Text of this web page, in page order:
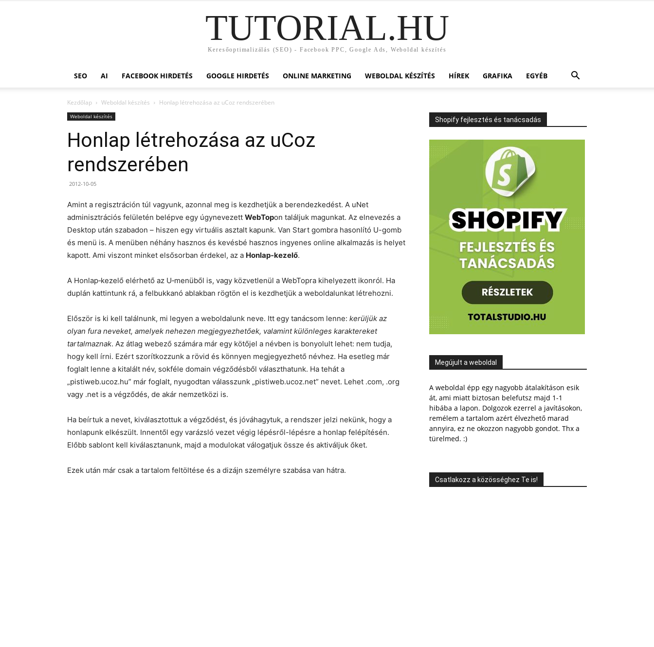
TUTORIAL.HU
Keresőoptimalizálás (SEO) - Facebook PPC, Google Ads, Weboldal készítés
SEO AI FACEBOOK HIRDETÉS GOOGLE HIRDETÉS ONLINE MARKETING WEBOLDAL KÉSZÍTÉS HÍREK GRAFIKA EGYÉB
Kezdőlap Weboldal készítés Honlap létrehozása az uCoz rendszerében
Weboldal készítés
Honlap létrehozása az uCoz
rendszerében
2012-10-05
Amint a regisztráción túl vagyunk, azonnal meg is kezdhetjük a berendezkedést. A uNet
adminisztrációs felületén belépve egy úgynevezett WebTopon találjuk magunkat. Az elnevezés a
Desktop után szabadon – hiszen egy virtuális asztalt kapunk. Van Start gombra hasonlító U-gomb
és menü is. A menüben néhány hasznos és kevésbé hasznos ingyenes online alkalmazás is helyet
kapott. Ami viszont minket elsősorban érdekel, az a Honlap‑kezelő.
A Honlap‑kezelő elérhető az U‑menüből is, vagy közvetlenül a WebTopra kihelyezett ikonról. Ha
duplán kattintunk rá, a felbukkanó ablakban rögtön el is kezdhetjük a weboldalunkat létrehozni.
Először is ki kell találnunk, mi legyen a weboldalunk neve. Itt egy tanácsom lenne: kerüljük az
olyan fura neveket, amelyek nehezen megjegyezhetőek, valamint különleges karaktereket
tartalmaznak. Az átlag webező számára már egy kötőjel a névben is bonyolult lehet: nem tudja,
hogy kell írni. Ezért szorítkozzunk a rövid és könnyen megjegyezhető névhez. Ha esetleg már
foglalt lenne a kitalált név, sokféle domain végződésből választhatunk. Ha tehát a
„pistiweb.ucoz.hu” már foglalt, nyugodtan válasszunk „pistiweb.ucoz.net” nevet. Lehet .com, .org
vagy .net is a végződés, de akár nemzetközi is.
Ha beírtuk a nevet, kiválasztottuk a végződést, és jóváhagytuk, a rendszer jelzi nekünk, hogy a
honlapunk elkészült. Innentől egy varázsló vezet végig lépésről-lépésre a honlap felépítésén.
Előbb sablont kell kiválasztanunk, majd a modulokat válogatjuk össze és aktiváljuk őket.
Ezek után már csak a tartalom feltöltése és a dizájn személyre szabása van hátra.
Shopify fejlesztés és tanácsadás
Megújult a weboldal
A weboldal épp egy nagyobb átalakításon esik
át, ami miatt biztosan belefutsz majd 1-1
hibába a lapon. Dolgozok ezerrel a javításokon,
remélem a tartalom azért élvezhető marad
annyira, ez ne okozzon nagyobb gondot. Thx a
türelmed. :)
Csatlakozz a közösséghez Te is!